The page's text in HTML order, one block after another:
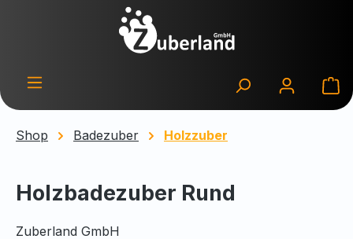
Zum Hauptinhalt springen
Shop Badezuber Holzzuber
Holzbadezuber Rund
Zuberland GmbH